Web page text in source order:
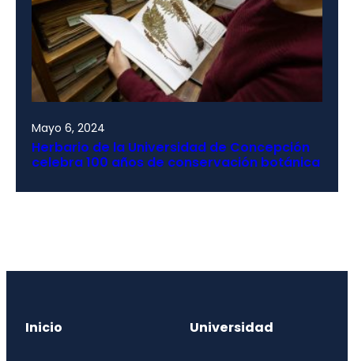
Mayo 6, 2024
Herbario de la Universidad de Concepción
celebra 100 años de conservación botánica
Inicio Universidad